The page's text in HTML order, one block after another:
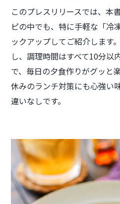
このプレスリリースでは、本
ピの中でも、特に手軽な「冷
ックアップしてご紹介します
し、調理時間はすべて10分以
で、毎日の夕食作りがグッと
休みのランチ対策にも心強い
違いなしです。